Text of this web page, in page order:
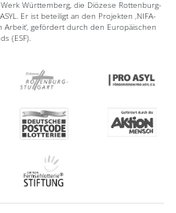
Württemberg, die Diözese Rottenburg-
Er ist beteiligt an den Projekten ‚NIFA-
gefördert durch den Europäischen
(ESF).